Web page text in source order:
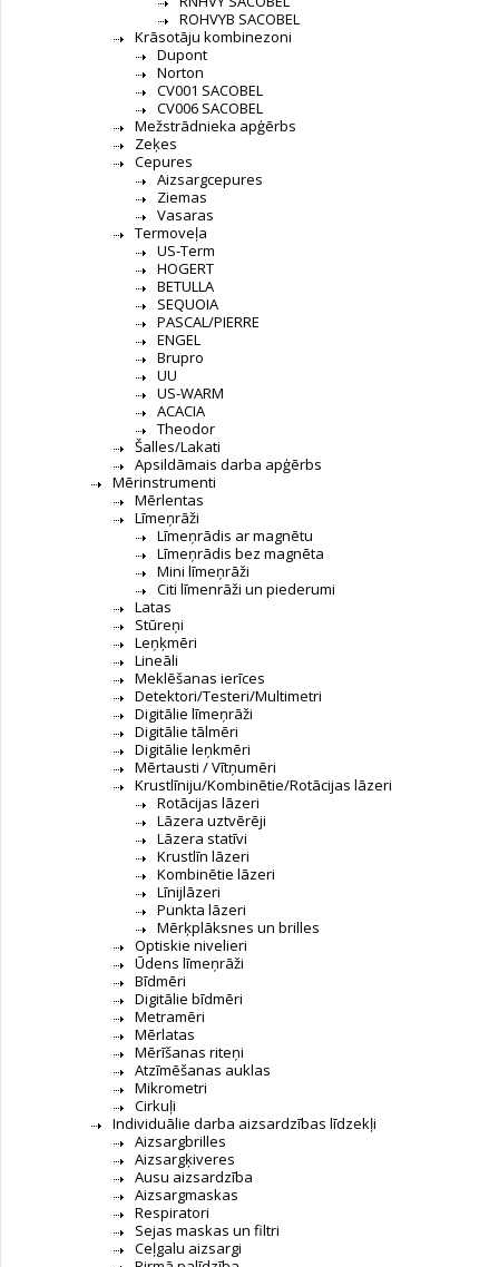
ROHVYB SACOBEL
Krāsotāju kombinezoni
Dupont
Norton
CV001 SACOBEL
CV006 SACOBEL
Mežstrādnieka apģērbs
Zeķes
Cepures
Aizsargcepures
Ziemas
Vasaras
Termoveļa
US-Term
HOGERT
BETULLA
SEQUOIA
PASCAL/PIERRE
ENGEL
Brupro
UU
US-WARM
ACACIA
Theodor
Šalles/Lakati
Apsildāmais darba apģērbs
Mērinstrumenti
Mērlentas
Līmeņrāži
Līmeņrādis ar magnētu
Līmeņrādis bez magnēta
Mini līmeņrāži
Citi līmenrāži un piederumi
Latas
Stūreņi
Leņķmēri
Lineāli
Meklēšanas ierīces
Detektori/Testeri/Multimetri
Digitālie līmeņrāži
Digitālie tālmēri
Digitālie leņkmēri
Mērtausti / Vītņumēri
Krustlīniju/Kombinētie/Rotācijas lāzeri
Rotācijas lāzeri
Lāzera uztvērēji
Lāzera statīvi
Krustlīn lāzeri
Kombinētie lāzeri
Līnijlāzeri
Punkta lāzeri
Mērķplāksnes un brilles
Optiskie nivelieri
Ūdens līmeņrāži
Bīdmēri
Digitālie bīdmēri
Metramēri
Mērlatas
Mērīšanas riteņi
Atzīmēšanas auklas
Mikrometri
Cirkuļi
Individuālie darba aizsardzības līdzekļi
Aizsargbrilles
Aizsargķiveres
Ausu aizsardzība
Aizsargmaskas
Respiratori
Sejas maskas un filtri
Ceļgalu aizsargi